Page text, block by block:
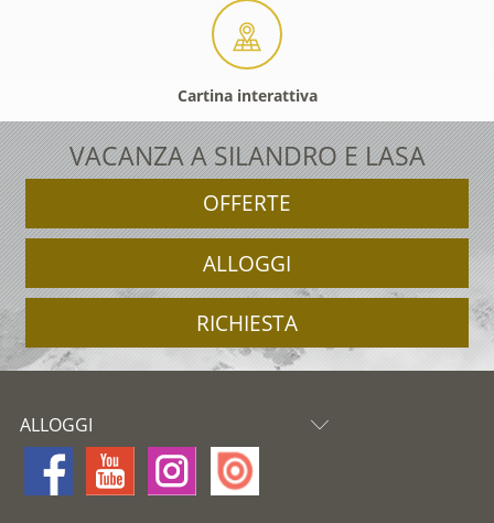
Cartina interattiva
VACANZA A SILANDRO E LASA
OFFERTE
ALLOGGI
RICHIESTA
ALLOGGI